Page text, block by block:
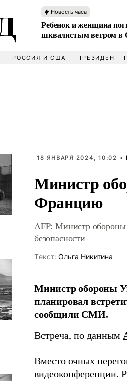
Новость часа
Ребенок и женщина
шквалистым ветром в
РОССИЯ И США ПРЕЗИДЕНТ
18 ЯНВАРЯ 2024, 10:02 •
Министр
Францию
AFP: Министр
безопасности
Tекст: Ольга Никитина
Министр обороны
планировал
сообщили СМИ.
Встреча, по данным
Вместо очных
видеоконференции.